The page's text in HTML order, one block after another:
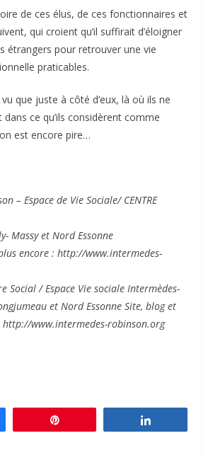
de ces élus, de ces fonctionnaires et
qui croient qu’il suffirait d’éloigner
étrangers pour retrouver une vie
praticables.
vu que juste à côté d’eux, là où ils ne
ce qu’ils considèrent comme
est encore pire…
– Espace de Vie Sociale/ CENTRE
Massy et Nord Essonne
encore : http://www.intermedes-
Social / Espace Vie sociale Intermèdes-
et Nord Essonne Site, blog et
http://www.intermedes-robinson.org